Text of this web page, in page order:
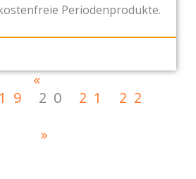
Periodenprodukte.
«
19 20 21
22
»